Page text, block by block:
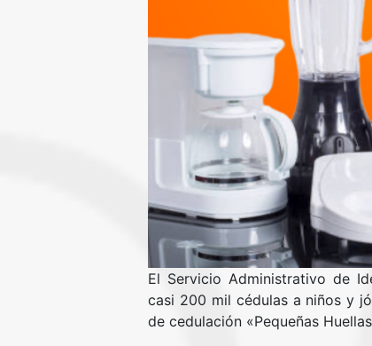
El Servicio Administrativo de
casi 200 mil cédulas a niños y
de cedulación «Pequeñas